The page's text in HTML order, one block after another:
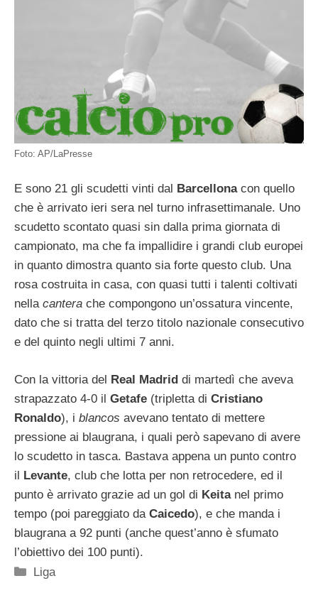
Foto: AP/LaPresse
E sono 21 gli scudetti vinti dal Barcellona con quello
che è arrivato ieri sera nel turno infrasettimanale. Uno
scudetto scontato quasi sin dalla prima giornata di
campionato, ma che fa impallidire i grandi club europei
in quanto dimostra quanto sia forte questo club. Una
rosa costruita in casa, con quasi tutti i talenti coltivati
nella cantera che compongono un’ossatura vincente,
dato che si tratta del terzo titolo nazionale consecutivo
e del quinto negli ultimi 7 anni.
Con la vittoria del Real Madrid di martedì che aveva
strapazzato 4-0 il Getafe (tripletta di Cristiano
Ronaldo), i blancos avevano tentato di mettere
pressione ai blaugrana, i quali però sapevano di avere
lo scudetto in tasca. Bastava appena un punto contro
il Levante, club che lotta per non retrocedere, ed il
punto è arrivato grazie ad un gol di Keita nel primo
tempo (poi pareggiato da Caicedo), e che manda i
blaugrana a 92 punti (anche quest’anno è sfumato
l’obiettivo dei 100 punti).
Categorie
Liga